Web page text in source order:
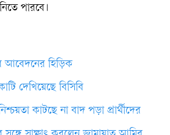
পারবে।
আবেদনের হিড়িক
দেখিয়েছে বিসিবি
কাটছে না বাদ পড়া প্রার্থীদের